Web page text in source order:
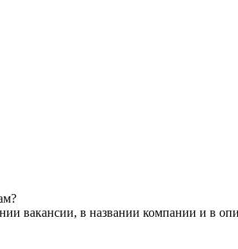
вакансии, в названии компании и в